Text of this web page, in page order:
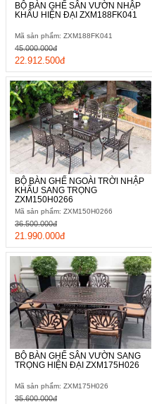
BỘ BÀN GHẾ SÂN VƯỜN NHẬP
KHẨU HIỆN ĐẠI ZXM188FK041
Mã sản phẩm: ZXM188FK041
22.912.500đ
45.000.000đ
BỘ BÀN GHẾ NGOÀI TRỜI NHẬP
KHẨU SANG TRỌNG
ZXM150H0266
Mã sản phẩm: ZXM150H0266
21.990.000đ
36.500.000đ
BỘ BÀN GHẾ SÂN VƯỜN SANG
TRỌNG HIỆN ĐẠI ZXM175H026
Mã sản phẩm: ZXM175H026
35.600.000đ